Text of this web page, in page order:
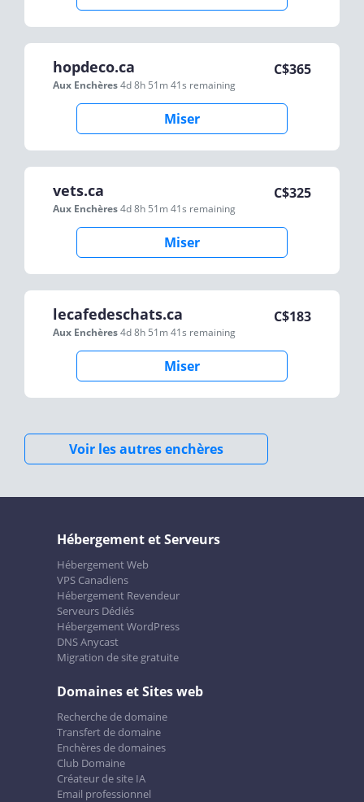
hopdeco.ca
Aux Enchères4d 8h 51m 41s remaining
C$365
Miser
vets.ca
Aux Enchères4d 8h 51m 41s remaining
C$325
Miser
lecafedeschats.ca
Aux Enchères4d 8h 51m 41s remaining
C$183
Miser
Voir les autres enchères
Hébergement et Serveurs
Hébergement Web
VPS Canadiens
Hébergement Revendeur
Serveurs Dédiés
Hébergement WordPress
DNS Anycast
Migration de site gratuite
Domaines et Sites web
Recherche de domaine
Transfert de domaine
Enchères de domaines
Club Domaine
Créateur de site IA
Email professionnel